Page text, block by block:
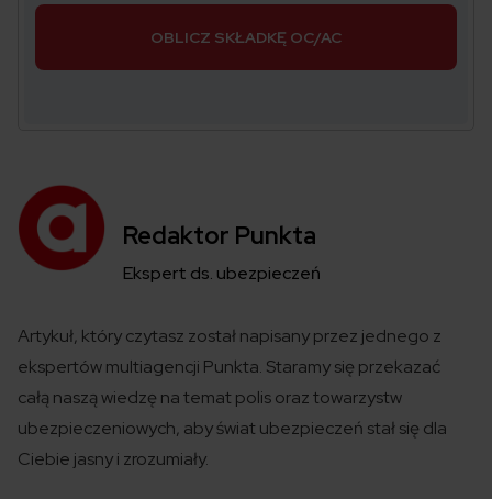
OBLICZ SKŁADKĘ OC/AC
Redaktor Punkta
Ekspert ds. ubezpieczeń
Artykuł, który czytasz zostałnapisanyprzez jednego z
ekspertówmultiagencji Punkta. Staramy się przekazać
całą naszą wiedzę na temat polisoraz towarzystw
ubezpieczeniowych, aby świat ubezpieczeń stał się dla
Ciebie jasny i zrozumiały.